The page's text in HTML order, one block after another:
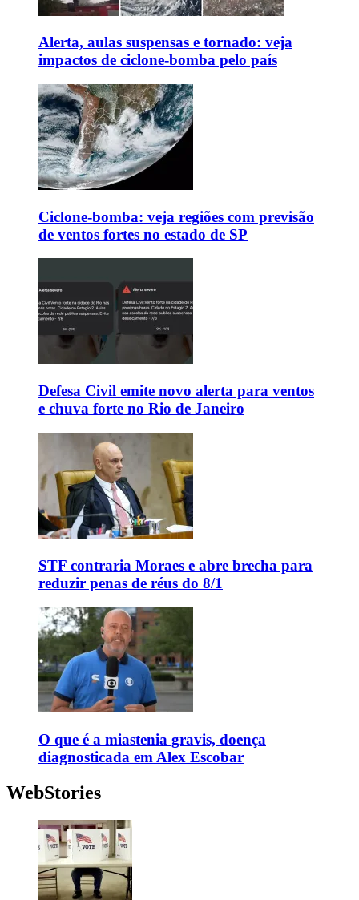
Alerta, aulas suspensas e tornado: veja
impactos de ciclone-bomba pelo país
Ciclone-bomba: veja regiões com previsão
de ventos fortes no estado de SP
Defesa Civil emite novo alerta para ventos
e chuva forte no Rio de Janeiro
STF contraria Moraes e abre brecha para
reduzir penas de réus do 8/1
O que é a miastenia gravis, doença
diagnosticada em Alex Escobar
WebStories